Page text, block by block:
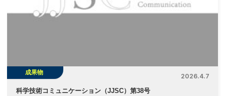
成果物
2026.4.7
科学技術コミュニケーション（JJSC）第38号